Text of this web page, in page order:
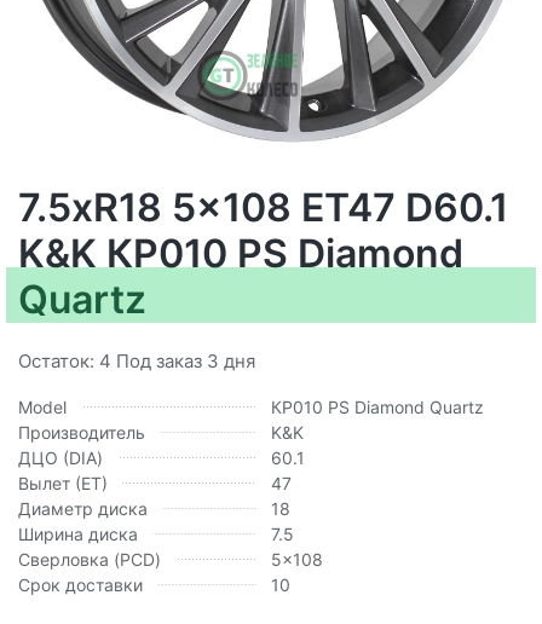
7.5xR18 5x108 ET47 D60.1
K&K КР010 PS Diamond
Quartz
Остаток: 4 Под заказ 3 дня
Model
КР010 PS Diamond Quartz
Производитель
K&K
ДЦО (DIA)
60.1
Вылет (ЕТ)
47
Диаметр диска
18
Ширина диска
7.5
Сверловка (PCD)
5x108
Срок доставки
10